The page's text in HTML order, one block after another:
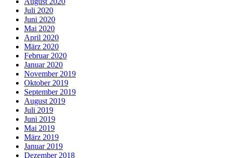
Juli 2020
Juni 2020
Mai 2020
April 2020
März 2020
Februar 2020
Januar 2020
November 2019
Oktober 2019
September 2019
August 2019
Juli 2019
Juni 2019
Mai 2019
März 2019
Januar 2019
Dezember 2018